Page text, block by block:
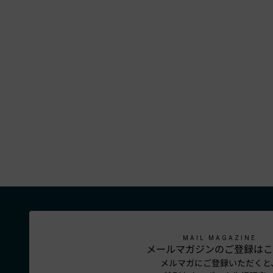
MAIL MAGAZINE
メールマガジンのご登録は
メルマガにご登録いただくと